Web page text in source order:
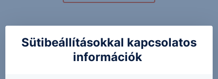
Kapcsolódó termékek
Sütibeállításokkal kapcsolatos
információk